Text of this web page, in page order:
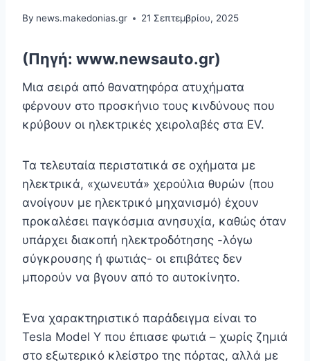
By news.makedonias.gr 21 Σεπτεμβρίου, 2025
(Πηγή: www.newsauto.gr)
Μια σειρά από θανατηφόρα ατυχήματα
φέρνουν στο προσκήνιο τους κινδύνους που
κρύβουν οι ηλεκτρικές χειρολαβές στα EV.
Τα τελευταία περιστατικά σε οχήματα με
ηλεκτρικά, «χωνευτά» χερούλια θυρών (που
ανοίγουν με ηλεκτρικό μηχανισμό) έχουν
προκαλέσει παγκόσμια ανησυχία, καθώς όταν
υπάρχει διακοπή ηλεκτροδότησης -λόγω
σύγκρουσης ή φωτιάς- οι επιβάτες δεν
μπορούν να βγουν από το αυτοκίνητο.
Ένα χαρακτηριστικό παράδειγμα είναι το
Tesla Model Y που έπιασε φωτιά – χωρίς ζημιά
στο εξωτερικό κλείστρο της πόρτας, αλλά με